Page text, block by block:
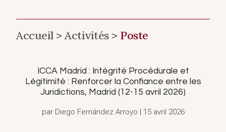
Accueil >Activités > Poste
ICCA Madrid : Intégrité Procédurale et
Légitimité : Renforcer la Confiance entre les
Juridictions, Madrid (12-15 avril 2026)
par Diego Fernández Arroyo | 15 avril 2026